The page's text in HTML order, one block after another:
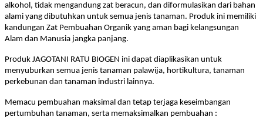
alkohol, tidak mengandung zat beracun, dan diformulasikan dari bahan
alami yang dibutuhkan untuk semua jenis tanaman. Produk ini memiliki
kandungan Zat Pembuahan Organik yang aman bagi kelangsungan
Alam dan Manusia jangka panjang.
Produk JAGOTANI RATU BIOGEN ini dapat diaplikasikan untuk
menyuburkan semua jenis tanaman palawija, hortikultura, tanaman
perkebunan dan tanaman industri lainnya.
Memacu pembuahan maksimal dan tetap terjaga keseimbangan
pertumbuhan tanaman, serta memaksimalkan pembuahan :